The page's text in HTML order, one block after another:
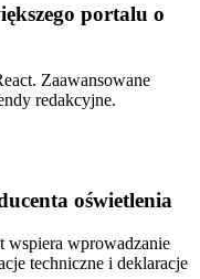
portalu o
Zaawansowane
redakcyjne.
oświetlenia
wspiera wprowadzanie
techniczne i deklaracje